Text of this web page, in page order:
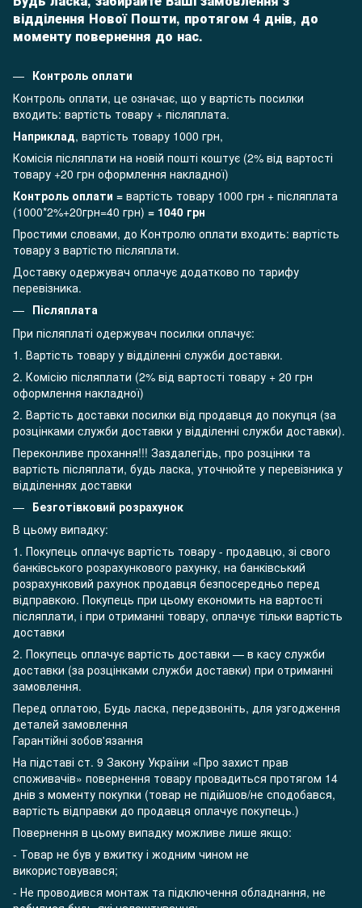
відділення Нової Пошти, протягом 4 днів, до
моменту повернення до нас.
Контроль оплати
Контроль оплати, це означає, що у вартість посилки
входить: вартість товару + післяплата.
Наприклад, вартість товару 1000 грн,
Комісія післяплати на новій пошті коштує (2% від вартості
товару +20 грн оформлення накладної)
Контроль оплати = вартість товару 1000 грн + післяплата
(1000*2%+20грн=40 грн) = 1040 грн
Простими словами, до Контролю оплати входить: вартість
товару з вартістю післяплати.
Доставку одержувач оплачує додатково по тарифу
перевізника.
Післяплата
При післяплаті одержувач посилки оплачує:
1. Вартість товару у відділенні служби доставки.
2. Комісію післяплати (2% від вартості товару + 20 грн
оформлення накладної)
2. Вартість доставки посилки від продавця до покупця (за
розцінками служби доставки у відділенні служби доставки).
Переконливе прохання!!! Заздалегідь, про розцінки та
вартість післяплати, будь ласка, уточнюйте у перевізника у
відділеннях доставки
Безготівковий розрахунок
В цьому випадку:
1. Покупець оплачує вартість товару - продавцю, зі свого
банківського розрахункового рахунку, на банківський
розрахунковий рахунок продавця безпосередньо перед
відправкою. Покупець при цьому економить на вартості
післяплати, і при отриманні товару, оплачує тільки вартість
доставки
2. Покупець оплачує вартість доставки — в касу служби
доставки (за розцінками служби доставки) при отриманні
замовлення.
Перед оплатою, Будь ласка, передзвоніть, для узгодження
деталей замовлення
Гарантійні зобов'язання
На підставі ст. 9 Закону України «Про захист прав
споживачів» повернення товару провадиться протягом 14
днів з моменту покупки (товар не підійшов/не сподобався,
вартість відправки до продавця оплачує покупець.)
Повернення в цьому випадку можливе лише якщо:
- Товар не був у вжитку і жодним чином не
використовувався;
- Не проводився монтаж та підключення обладнання, не